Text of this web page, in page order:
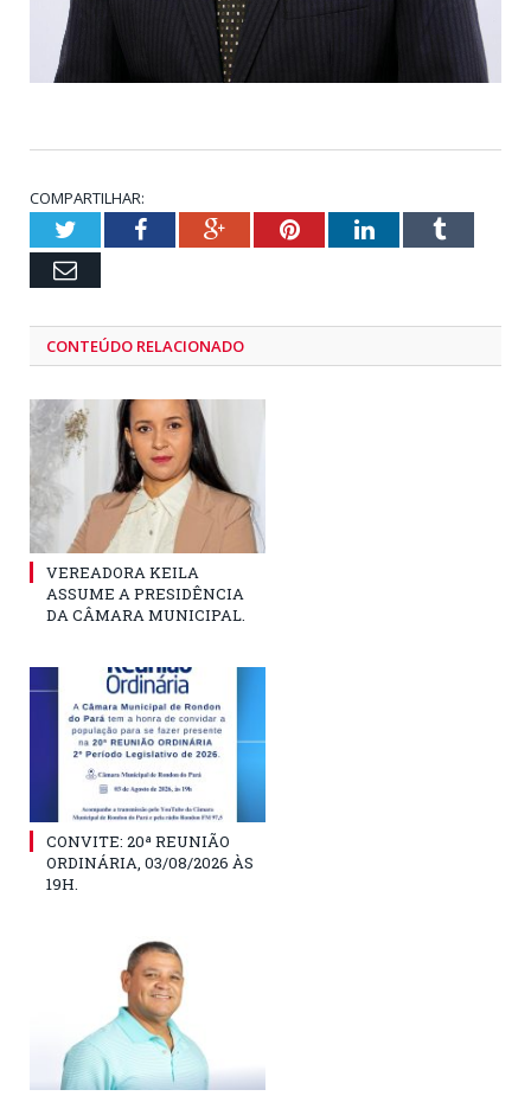
COMPARTILHAR:
TwitterFacebookGoogle+PinterestLinkedInTumblr
Email
CONTEÚDO RELACIONADO
VEREADORA KEILA
ASSUME A PRESIDÊNCIA
DA CÂMARA MUNICIPAL.
CONVITE: 20ª REUNIÃO
ORDINÁRIA, 03/08/2026 ÀS
19H.